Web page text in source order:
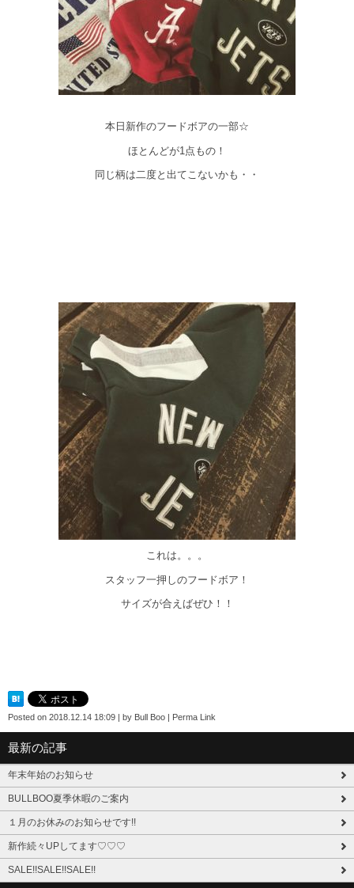
本日新作のフードボアの一部☆
ほとんどが1点もの！
同じ柄は二度と出てこないかも・・
これは。。。
スタッフ一押しのフードボア！
サイズが合えばぜひ！！
Posted on 2018.12.14 18:09 | by Bull Boo | Perma Link
最新の記事
年末年始のお知らせ
BULLBOO夏季休暇のご案内
１月のお休みのお知らせです!!
新作続々UPしてます♡♡♡
SALE!!SALE!!SALE!!